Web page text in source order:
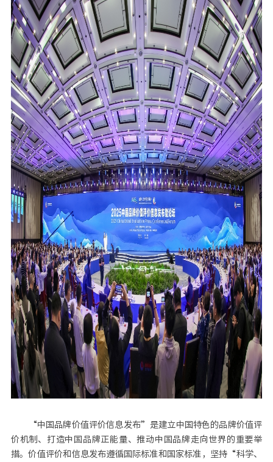
“中国品牌价值评价信息发布”是建立中国特色的品牌价值评
价机制、打造中国品牌正能量、推动中国品牌走向世界的重要举
措。价值评价和信息发布遵循国际标准和国家标准，坚持“科学、